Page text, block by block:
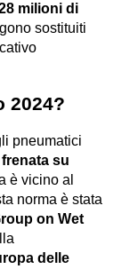
milioni di
sostituiti
2024?
pneumatici
frenata su
norma è stata
on Wet
delle